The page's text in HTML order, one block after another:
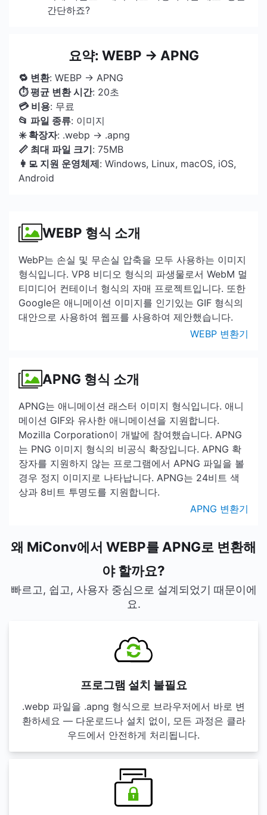
간단하죠?
요약: WEBP → APNG
🔁 변환: WEBP → APNG
⏱ 평균 변환 시간: 20초
💳 비용: 무료
📂 파일 종류: 이미지
✳️ 확장자: .webp → .apng
📏 최대 파일 크기: 75MB
👩‍💻 지원 운영체제: Windows, Linux, macOS, iOS,
Android
WEBP 형식 소개
WebP는 손실 및 무손실 압축을 모두 사용하는 이미지
형식입니다. VP8 비디오 형식의 파생물로서 WebM 멀
티미디어 컨테이너 형식의 자매 프로젝트입니다. 또한
Google은 애니메이션 이미지를 인기있는 GIF 형식의
대안으로 사용하여 웹프를 사용하여 제안했습니다.
WEBP 변환기
APNG 형식 소개
APNG는 애니메이션 래스터 이미지 형식입니다. 애니
메이션 GIF와 유사한 애니메이션을 지원합니다.
Mozilla Corporation이 개발에 참여했습니다. APNG
는 PNG 이미지 형식의 비공식 확장입니다. APNG 확
장자를 지원하지 않는 프로그램에서 APNG 파일을 볼
경우 정지 이미지로 나타납니다. APNG는 24비트 색
상과 8비트 투명도를 지원합니다.
APNG 변환기
왜 MiConv에서 WEBP를 APNG로 변환해
야 할까요?
빠르고, 쉽고, 사용자 중심으로 설계되었기 때문이에
요.
프로그램 설치 불필요
.webp 파일을 .apng 형식으로 브라우저에서 바로 변
환하세요 — 다운로드나 설치 없이, 모든 과정은 클라
우드에서 안전하게 처리됩니다.